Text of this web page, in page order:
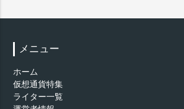
メニュー
ホーム
仮想通貨特集
ライター一覧